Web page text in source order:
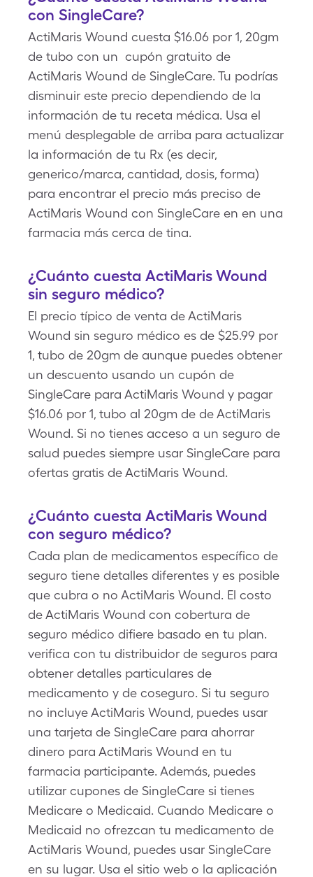
con SingleCare?
ActiMaris Wound cuesta $16.06 por 1, 20gm
de tubo con un cupón gratuito de
ActiMaris Wound de SingleCare. Tu podrías
disminuir este precio dependiendo de la
información de tu receta médica. Usa el
menú desplegable de arriba para actualizar
la información de tu Rx (es decir,
generico/marca, cantidad, dosis, forma)
para encontrar el precio más preciso de
ActiMaris Wound con SingleCare en en una
farmacia más cerca de tina.
¿Cuánto cuesta ActiMaris Wound
sin seguro médico?
El precio típico de venta de ActiMaris
Wound sin seguro médico es de $25.99 por
1, tubo de 20gm de aunque puedes obtener
un descuento usando un cupón de
SingleCare para ActiMaris Wound y pagar
$16.06 por 1, tubo al 20gm de de ActiMaris
Wound. Si no tienes acceso a un seguro de
salud puedes siempre usar SingleCare para
ofertas gratis de ActiMaris Wound.
¿Cuánto cuesta ActiMaris Wound
con seguro médico?
Cada plan de medicamentos específico de
seguro tiene detalles diferentes y es posible
que cubra o no ActiMaris Wound. El costo
de ActiMaris Wound con cobertura de
seguro médico difiere basado en tu plan.
verifica con tu distribuidor de seguros para
obtener detalles particulares de
medicamento y de coseguro. Si tu seguro
no incluye ActiMaris Wound, puedes usar
una tarjeta de SingleCare para ahorrar
dinero para ActiMaris Wound en tu
farmacia participante. Además, puedes
utilizar cupones de SingleCare si tienes
Medicare o Medicaid. Cuando Medicare o
Medicaid no ofrezcan tu medicamento de
ActiMaris Wound, puedes usar SingleCare
en su lugar. Usa el sitio web o la aplicación